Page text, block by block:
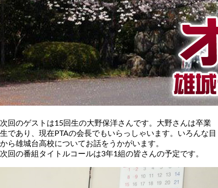
次回のゲストは15回生の大野保洋さんです。大野さんは卒業
生であり、現在PTAの会長でもいらっしゃいます。いろんな目
から雄城台高校についてお話をうかがいます。
次回の番組タイトルコールは3年1組の皆さんの予定です。